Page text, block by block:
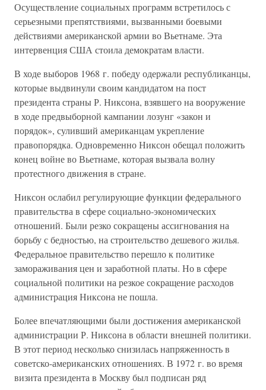
Осуществление социальных программ встретилось с
серьезными препятствиями, вызванными боевыми
действиями американской армии во Вьетнаме. Эта
интервенция США стоила демократам власти.
В ходе выборов 1968 г. победу одержали республиканцы,
которые выдвинули своим кандидатом на пост
президента страны Р. Никсона, взявшего на вооружение
в ходе предвыборной кампании лозунг «закон и
порядок», суливший американцам укрепление
правопорядка. Одновременно Никсон обещал положить
конец войне во Вьетнаме, которая вызвала волну
протестного движения в стране.
Никсон ослабил регулирующие функции федерального
правительства в сфере социально-экономических
отношений. Были резко сокращены ассигнования на
борьбу с бедностью, на строительство дешевого жилья.
Федеральное правительство перешло к политике
замораживания цен и заработной платы. Но в сфере
социальной политики на резкое сокращение расходов
администрация Никсона не пошла.
Более впечатляющими были достижения американской
администрации Р. Никсона в области внешней политики.
В этот период несколько снизилась напряженность в
советско-американских отношениях. В 1972 г. во время
визита президента в Москву был подписан ряд